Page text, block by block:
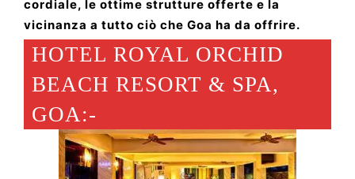
cordiale, le ottime strutture offerte e la
vicinanza a tutto ciò che Goa ha da offrire.
HOTEL ROYAL ORCHID
BEACH RESORT & SPA,
GOA:-